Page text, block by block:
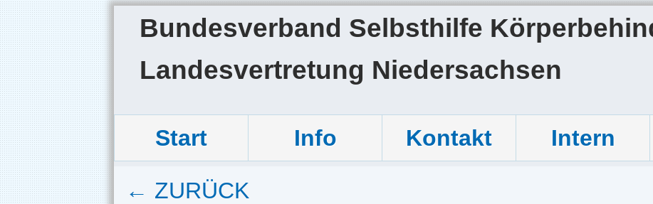
Bundesverband Selbsthilfe
Landesvertretung Niedersachsen
Start Info Kontakt Intern
← ZURÜCK